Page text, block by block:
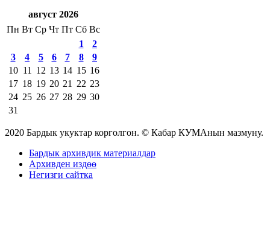
август 2026
Пн Вт Ср Чт Пт Сб Вс
1
2
3
4 5 6 7 8
9
10 11 12 13 14 15 16
17 18 19 20 21 22 23
24 25 26 27 28 29 30
31
2020 Бардык укуктар корголгон. © Кабар КУМАнын мазмуну.
Бардык архивдик материалдар
Архивден издөө
Негизги сайтка